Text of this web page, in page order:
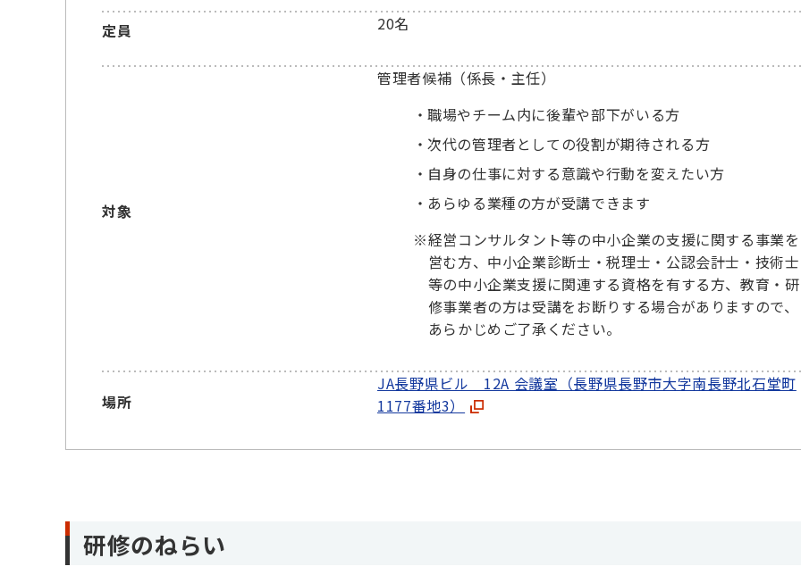
定員 20名
対象
管理者候補（係長・主任）
職場やチーム内に後輩や部下がいる方
次代の管理者としての役割が期待される方
自身の仕事に対する意識や行動を変えたい方
あらゆる業種の方が受講できます
※経営コンサルタント等の中小企業の支援に関する事業を
営む方、中小企業診断士・税理士・公認会計士・技術士
等の中小企業支援に関連する資格を有する方、教育・研
修事業者の方は受講をお断りする場合がありますので、
あらかじめご了承ください。
場所
JA長野県ビル 12A 会議室（長野県長野市大字南長野北石堂町
1177番地3）
研修のねらい